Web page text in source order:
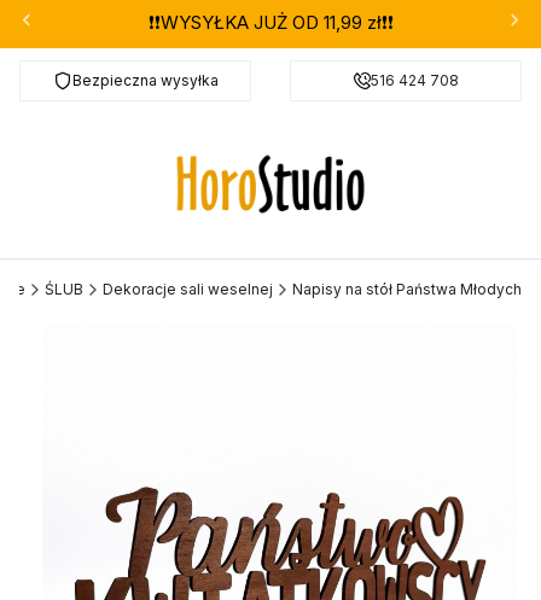
❗❗WYSYŁKA JUŻ OD 11,99 zł❗❗
Bezpieczna wysyłka Darmowa dostawa od 299 zł
516 424 708
ŚLUB Dekoracje sali weselnej Napisy na stół Państwa Młodych